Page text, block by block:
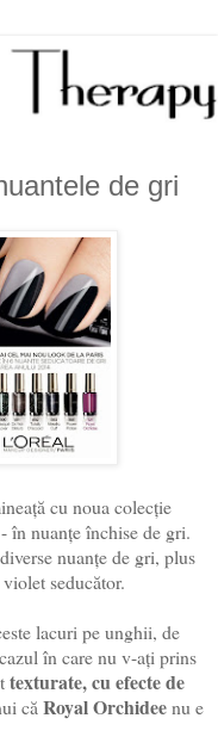
de gri
cu noua colecție
- în nuanțe închise de gri.
nuanțe de gri, plus
seducător.
lacuri pe unghii, de
în care nu v-ați prins
texturate, cu efecte de
căRoyal Orchideenu e